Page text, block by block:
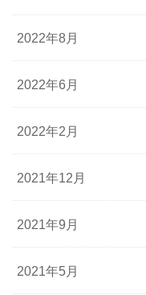
2022年8月
2022年6月
2022年2月
2021年12月
2021年9月
2021年5月